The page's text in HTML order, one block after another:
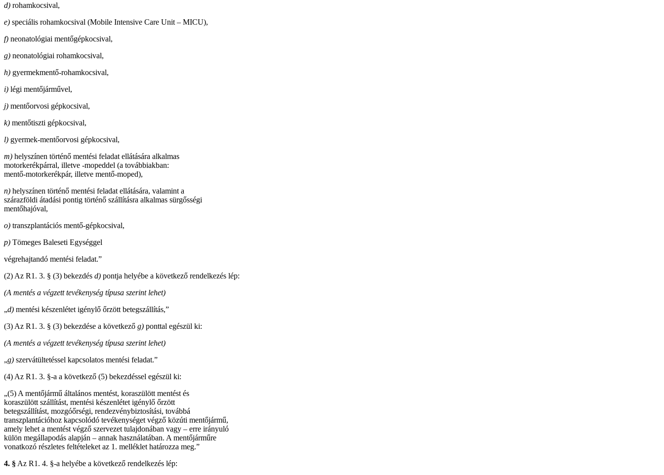
d) rohamkocsival,
e) speciális rohamkocsival (Mobile Intensive Care Unit – MICU),
f) neonatológiai mentőgépkocsival,
g) neonatológiai rohamkocsival,
h) gyermekmentő-rohamkocsival,
i) légi mentőjárművel,
j) mentőorvosi gépkocsival,
k) mentőtiszti gépkocsival,
l) gyermek-mentőorvosi gépkocsival,
m) helyszínen történő mentési feladat ellátására alkalmas
motorkerékpárral, illetve -mopeddel (a továbbiakban:
mentő-motorkerékpár, illetve mentő-moped),
n) helyszínen történő mentési feladat ellátására, valamint a
szárazföldi átadási pontig történő szállításra alkalmas sürgősségi
mentőhajóval,
o) transzplantációs mentő-gépkocsival,
p) Tömeges Baleseti Egységgel
végrehajtandó mentési feladat.”
(2) Az R1. 3. § (3) bekezdés d) pontja helyébe a következő rendelkezés lép:
(A mentés a végzett tevékenység típusa szerint lehet)
„d) mentési készenlétet igénylő őrzött betegszállítás,”
(3) Az R1. 3. § (3) bekezdése a következő g) ponttal egészül ki:
(A mentés a végzett tevékenység típusa szerint lehet)
„g) szervátültetéssel kapcsolatos mentési feladat.”
(4) Az R1. 3. §-a a következő (5) bekezdéssel egészül ki:
„(5) A mentőjármű általános mentést, koraszülött mentést és
koraszülött szállítást, mentési készenlétet igénylő őrzött
betegszállítást, mozgóőrségi, rendezvénybiztosítási, továbbá
transzplantációhoz kapcsolódó tevékenységet végző közúti mentőjármű,
amely lehet a mentést végző szervezet tulajdonában vagy – erre irányuló
külön megállapodás alapján – annak használatában. A mentőjárműre
vonatkozó részletes feltételeket az 1. melléklet határozza meg.”
4. § Az R1. 4. §-a helyébe a következő rendelkezés lép: